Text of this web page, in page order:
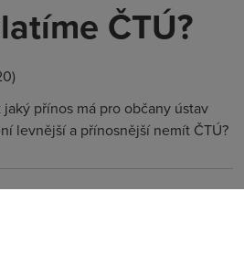
ČTÚ?
přínos má pro občany ústav
levnější a přínosnější nemít ČTÚ?
že nikdo nebude nabízet své